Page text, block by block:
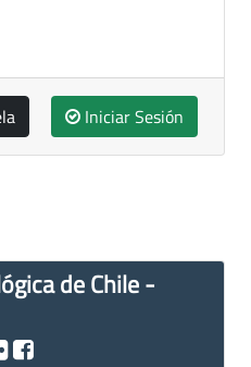
Iniciar Sesión
de Chile -